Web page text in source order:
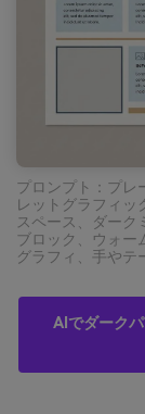
プロンプト：プレ
レットグラフィッ
スペース、ダーク
ブロック、ウォー
グラフィ、手や
AIでダーク